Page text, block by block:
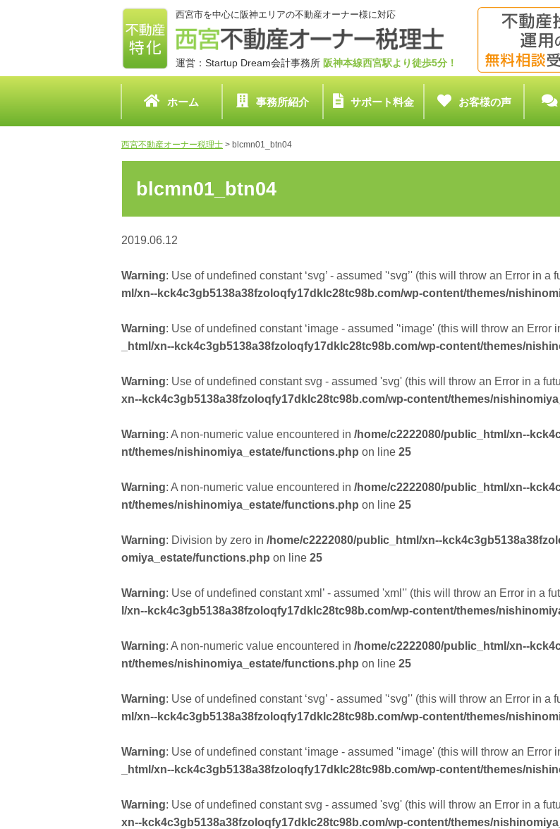
西宮市を中心に阪神エリアの不動産オーナー様に対応
運営：Startup Dream会計事務所 阪神本線西宮駅より徒歩5分！
ホーム 事務所紹介 サポート料金 お客様の声
西宮不動産オーナー税理士 > blcmn01_btn04
blcmn01_btn04
2019.06.12
Warning: Use of undefined constant ‘svg’ - assumed '‘svg’' (this will throw an Error in a
ml/xn--kck4c3gb5138a38fzoloqfy17dklc28tc98b.com/wp-content/themes/
Warning: Use of undefined constant ‘image - assumed '‘image' (this will throw an Error
_html/xn--kck4c3gb5138a38fzoloqfy17dklc28tc98b.com/wp-content/themes/
Warning: Use of undefined constant svg - assumed 'svg' (this will throw an Error in a
xn--kck4c3gb5138a38fzoloqfy17dklc28tc98b.com/wp-content/themes/
Warning: A non-numeric value encountered in /home/c2222080/public_html/xn--
nt/themes/nishinomiya_estate/functions.php on line 25
Warning: A non-numeric value encountered in /home/c2222080/public_html/xn--
nt/themes/nishinomiya_estate/functions.php on line 25
Warning: Division by zero in /home/c2222080/public_html/xn--
omiya_estate/functions.php on line 25
Warning: Use of undefined constant xml’ - assumed 'xml’' (this will throw an Error in a
l/xn--kck4c3gb5138a38fzoloqfy17dklc28tc98b.com/wp-content/themes/
Warning: A non-numeric value encountered in /home/c2222080/public_html/xn--
nt/themes/nishinomiya_estate/functions.php on line 25
Warning: Use of undefined constant ‘svg’ - assumed '‘svg’' (this will throw an Error in a
ml/xn--kck4c3gb5138a38fzoloqfy17dklc28tc98b.com/wp-content/themes/
Warning: Use of undefined constant ‘image - assumed '‘image' (this will throw an Error
_html/xn--kck4c3gb5138a38fzoloqfy17dklc28tc98b.com/wp-content/themes/
Warning: Use of undefined constant svg - assumed 'svg' (this will throw an Error in a
xn--kck4c3gb5138a38fzoloqfy17dklc28tc98b.com/wp-content/themes/